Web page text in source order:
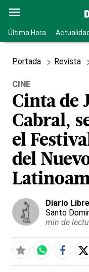
Última Hora Actualidad
Portada Revista
CINE
Cinta de
Cabral,
el
del
Diario Libre
Santo
min de